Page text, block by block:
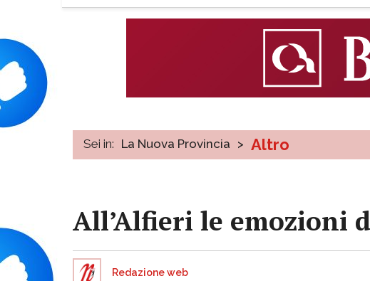
Sei in: La Nuova Provincia > Altro
All’Alfieri le emozioni
Redazione web